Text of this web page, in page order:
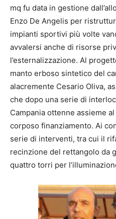
mq fu data in gestione
Enzo De Angelis per
impianti sportivi più volte
avvalersi anche di risorse
l’esternalizzazione. Al
manto erboso sintetico del
alacremente Cesario Oliva,
che dopo una serie di
Campania ottenne assieme
corposo finanziamento. Ai
serie di interventi, tra cui il
recinzione del rettangolo da
quattro torri per